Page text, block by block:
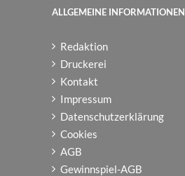
ALLGEMEINE INFORMATIONEN
Redaktion
Druckerei
Kontakt
Impressum
Datenschutzerklärung
Cookies
AGB
Gewinnspiel-AGB